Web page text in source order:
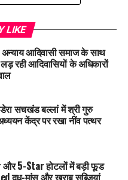
की अनदेखी है। उन्होंने इस
सतर्क बनाना बताया।
पुलिस का “गट्टू” अभियान पहले
भी जनता का भरपूर समर्थन
और प्रभावशाली अभियानों के
बढ़ावा दिया जा सकता है।
के चेहरे पर मुस्कान लाते
तरीका भी था।
LIKE
आदिवासी समाज के साथ
रही आदिवासियों के अधिकारों
सचखंड बल्लां में श्री गुरु
केंद्र पर रखा नींव पत्थर
5-Star होटलों में बड़ी फूड
दूध-मांस और खराब सब्जियां